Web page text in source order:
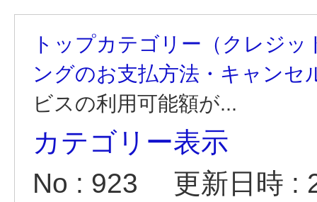
トップカテゴリー（クレジッ
ングのお支払方法・キャンセ
ビスの利用可能額が...
カテゴリー表示
No : 923
更新日時 :